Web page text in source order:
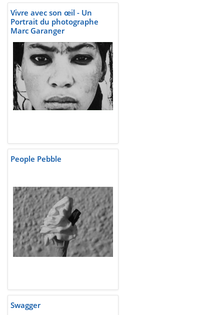
Vivre avec son œil - Un
Portrait du photographe
Marc Garanger
People Pebble
Swagger